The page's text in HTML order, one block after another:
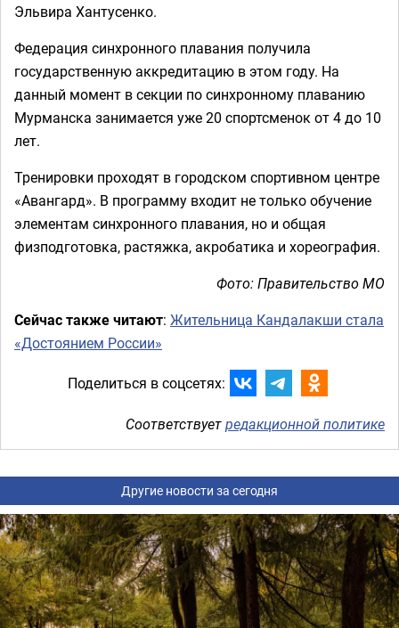
Эльвира Хантусенко.
Федерация синхронного плавания получила
государственную аккредитацию в этом году. На
данный момент в секции по синхронному плаванию
Мурманска занимается уже 20 спортсменок от 4 до 10
лет.
Тренировки проходят в городском спортивном центре
«Авангард». В программу входит не только обучение
элементам синхронного плавания, но и общая
физподготовка, растяжка, акробатика и хореография.
Фото: Правительство МО
Сейчас также читают: Жительница Кандалакши стала
«Достоянием России»
Поделиться в соцсетях:
Соответствуетредакционной политике
Другие новости за сегодня